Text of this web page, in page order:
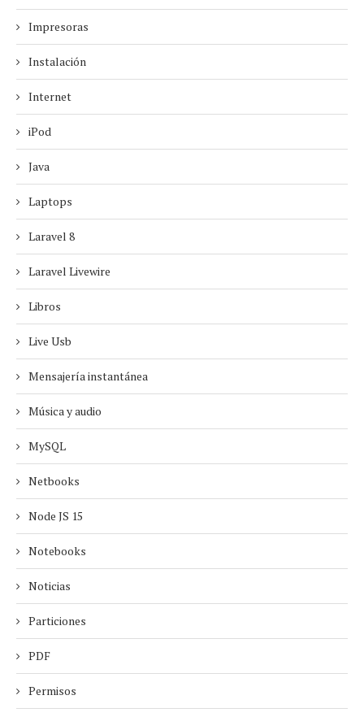
Impresoras
Instalación
Internet
iPod
Java
Laptops
Laravel 8
Laravel Livewire
Libros
Live Usb
Mensajería instantánea
Música y audio
MySQL
Netbooks
Node JS 15
Notebooks
Noticias
Particiones
PDF
Permisos